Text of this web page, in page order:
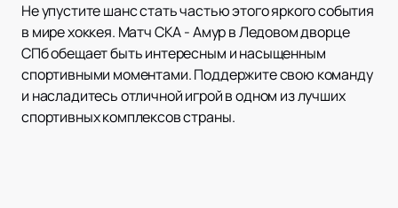
Не упустите шанс стать частью этого яркого события
в мире хоккея. Матч СКА - Амур в Ледовом дворце
СПб обещает быть интересным и насыщенным
спортивными моментами. Поддержите свою команду
и насладитесь отличной игрой в одном из лучших
спортивных комплексов страны.